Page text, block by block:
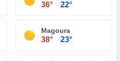
36° 22°
Magoura
38° 23°